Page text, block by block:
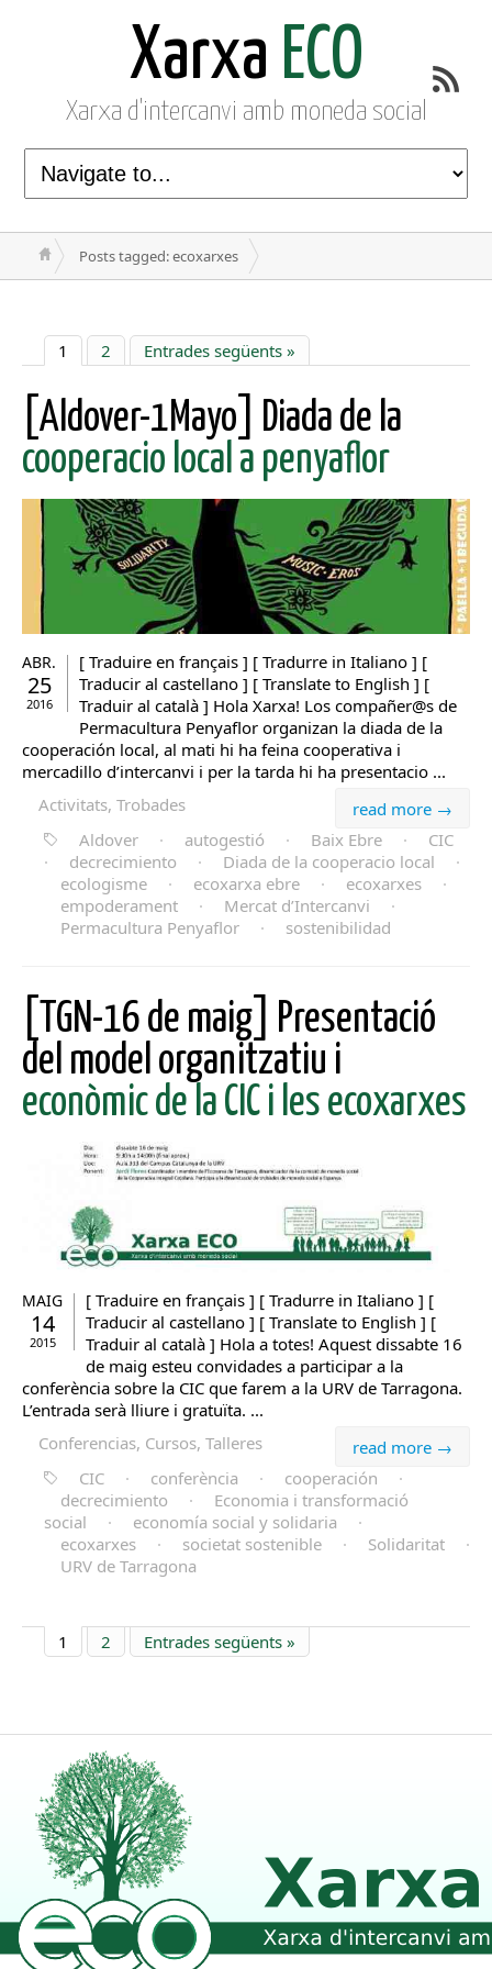
Xarxa ECO
Xarxa d'intercanvi amb moneda social
Posts tagged: ecoxarxes
1 2 Entrades següents »
[Aldover-1Mayo] Diada de la
cooperacio local a penyaflor
ABR.
25
2016
[ Traduire en français ] [ Tradurre in Italiano ] [
Traducir al castellano ] [ Translate to English ] [
Traduir al català ] Hola Xarxa! Los compañer@s de
Permacultura Penyaflor organizan la diada de la
cooperación local, al mati hi ha feina cooperativa i
mercadillo d’intercanvi i per la tarda hi ha presentacio ...
read more →
Activitats, Trobades
Aldover
· autogestió · Baix Ebre ·
CIC
·
decrecimiento · Diada de la cooperacio local
·
ecologisme
· ecoxarxa ebre · ecoxarxes
·
empoderament
· Mercat d’Intercanvi
·
Permacultura Penyaflor
· sostenibilidad
[TGN-16 de maig] Presentació
del model organitzatiu i
econòmic de la CIC i les ecoxarxes
MAIG
14
2015
[ Traduire en français ] [ Tradurre in Italiano ] [
Traducir al castellano ] [ Translate to English ] [
Traduir al català ] Hola a totes! Aquest dissabte 16
de maig esteu convidades a participar a la
conferència sobre la CIC que farem a la URV de Tarragona.
L’entrada serà lliure i gratuïta. ...
read more →
Conferencias, Cursos, Talleres
CIC
· conferència · cooperación
·
decrecimiento
·
Economia i transformació
social
· economía social y solidaria
·
ecoxarxes
· societat sostenible · Solidaritat
·
URV de Tarragona
1 2 Entrades següents »